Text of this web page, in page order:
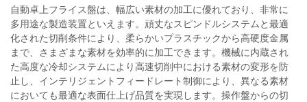
自動卓上フライス盤は、幅広い素材の加工に優れており、非常に
多用途な製造装置といえます。頑丈なスピンドルシステムと最適
化された切削条件により、柔らかいプラスチックから高硬度金属
まで、さまざまな素材を効率的に加工できます。機械に内蔵され
た高度な冷却システムにより高速切削中における素材の変形を防
止し、インテリジェントフィードレート制御により、異なる素材
においても最適な表面仕上げ品質を実現します。操作盤からの切